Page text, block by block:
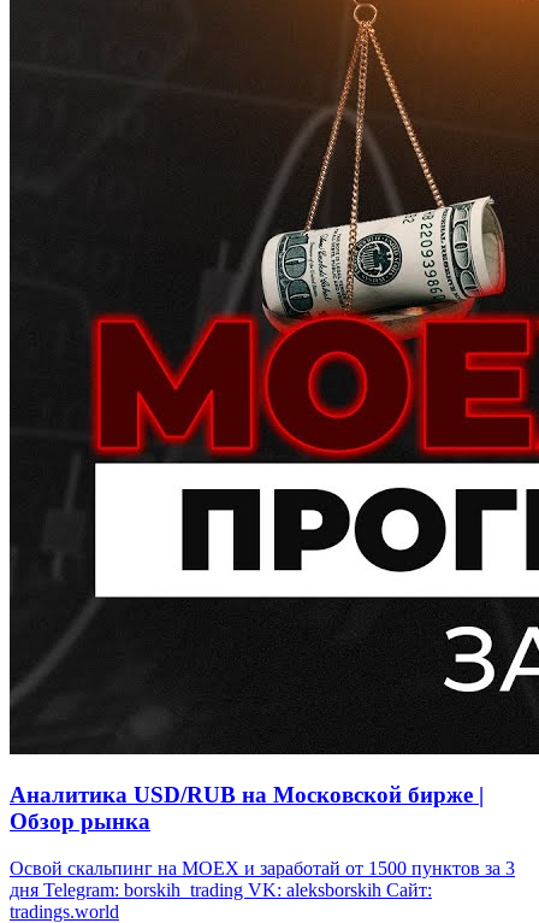
Аналитика USD/RUB на Московской бирже |
Обзор рынка
Освой скальпинг на МОЕХ и заработай от 1500 пунктов за 3
дня Telegram: borskih_trading VK: aleksborskih Сайт:
tradings.world